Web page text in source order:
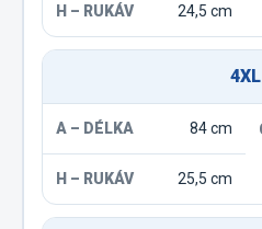
24,5 cm
4XL
84 cm
25,5 cm